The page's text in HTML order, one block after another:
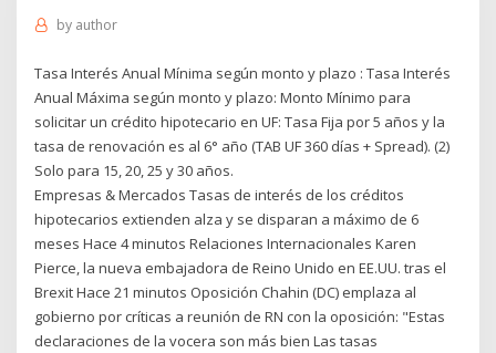
by author
Tasa Interés Anual Mínima según monto y plazo : Tasa Interés
Anual Máxima según monto y plazo: Monto Mínimo para
solicitar un crédito hipotecario en UF: Tasa Fija por 5 años y la
tasa de renovación es al 6° año (TAB UF 360 días + Spread). (2)
Solo para 15, 20, 25 y 30 años.
Empresas & Mercados Tasas de interés de los créditos
hipotecarios extienden alza y se disparan a máximo de 6
meses Hace 4 minutos Relaciones Internacionales Karen
Pierce, la nueva embajadora de Reino Unido en EE.UU. tras el
Brexit Hace 21 minutos Oposición Chahin (DC) emplaza al
gobierno por críticas a reunión de RN con la oposición: "Estas
declaraciones de la vocera son más bien Las tasas